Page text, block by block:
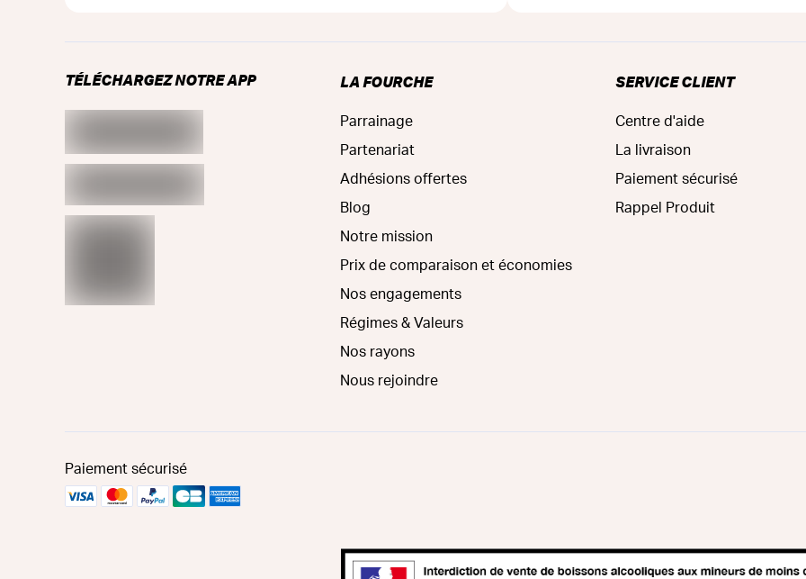
TÉLÉCHARGEZ NOTRE APP LA FOURCHE
Parrainage
Partenariat
Adhésions offertes
Blog
Notre mission
Prix de comparaison et économies
Nos engagements
Régimes & Valeurs
Nos rayons
Nous rejoindre
SERVICE CLIENT
Centre d'aide
La livraison
Paiement sécurisé
Rappel Produit
Paiement sécurisé